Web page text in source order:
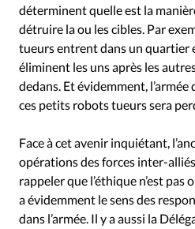
déterminent quelle est la
détruire la ou les cibles. Par
tueurs entrent dans un quartier
éliminent les uns après les
dedans. Et évidemment, l’armée
ces petits robots tueurs sera
Face à cet avenir inquiétant,
opérations des forces inter-
rappeler que l’éthique n’est
a évidemment le sens des
dans l’armée. Il y a aussi la